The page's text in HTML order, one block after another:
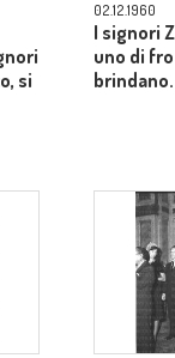
si
02.12.1960
I signori
uno di